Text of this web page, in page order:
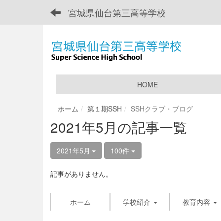
宮城県仙台第三高等学校
HOME
ホーム 第１期SSH SSHクラブ・ブログ
2021年5月の記事一覧
2021年5月 100件
記事がありません。
ホーム 学校紹介 教育内容